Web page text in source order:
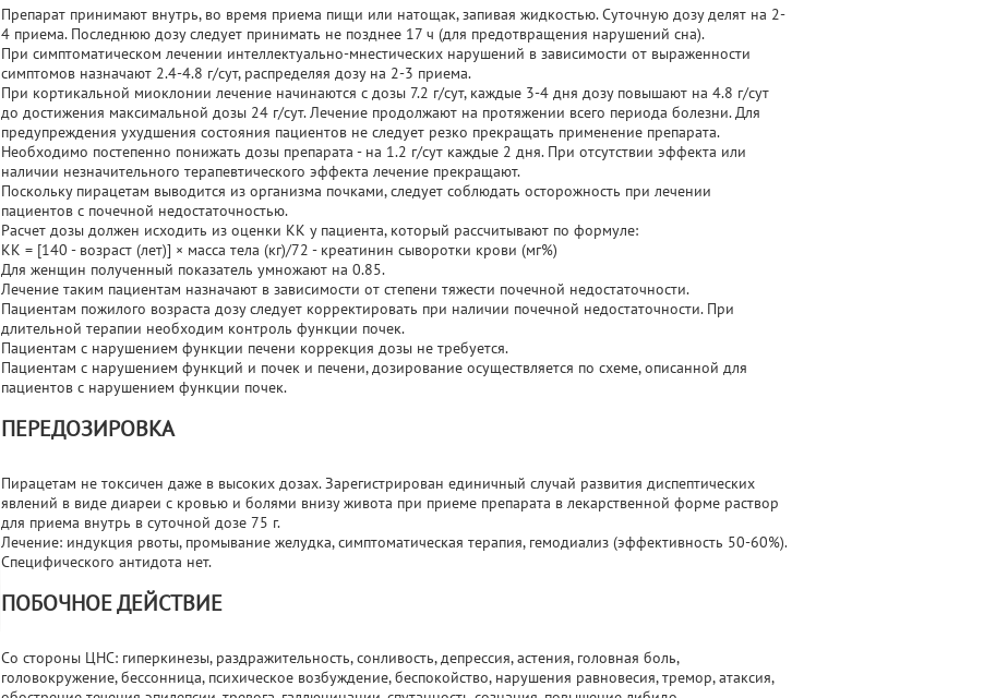
Препарат принимают внутрь, во время приема пищи или натощак, запивая жидкостью. Суточную дозу делят на 2-
4 приема. Последнюю дозу следует принимать не позднее 17 ч (для предотвращения нарушений сна).
При симптоматическом лечении интеллектуально-мнестических нарушений в зависимости от выраженности
симптомов назначают 2.4-4.8 г/сут, распределяя дозу на 2-3 приема.
При кортикальной миоклонии лечение начинаются с дозы 7.2 г/сут, каждые 3-4 дня дозу повышают на 4.8 г/сут
до достижения максимальной дозы 24 г/сут. Лечение продолжают на протяжении всего периода болезни. Для
предупреждения ухудшения состояния пациентов не следует резко прекращать применение препарата.
Необходимо постепенно понижать дозы препарата - на 1.2 г/сут каждые 2 дня. При отсутствии эффекта или
наличии незначительного терапевтического эффекта лечение прекращают.
Поскольку пирацетам выводится из организма почками, следует соблюдать осторожность при лечении
пациентов с почечной недостаточностью.
Расчет дозы должен исходить из оценки КК у пациента, который рассчитывают по формуле:
КК = [140 - возраст (лет)] × масса тела (кг)/72 - креатинин сыворотки крови (мг%)
Для женщин полученный показатель умножают на 0.85.
Лечение таким пациентам назначают в зависимости от степени тяжести почечной недостаточности.
Пациентам пожилого возраста дозу следует корректировать при наличии почечной недостаточности. При
длительной терапии необходим контроль функции почек.
Пациентам с нарушением функции печени коррекция дозы не требуется.
Пациентам с нарушением функций и почек и печени, дозирование осуществляется по схеме, описанной для
пациентов с нарушением функции почек.
ПЕРЕДОЗИРОВКА
Пирацетам не токсичен даже в высоких дозах. Зарегистрирован единичный случай развития диспептических
явлений в виде диареи с кровью и болями внизу живота при приеме препарата в лекарственной форме раствор
для приема внутрь в суточной дозе 75 г.
Лечение: индукция рвоты, промывание желудка, симптоматическая терапия, гемодиализ (эффективность 50-60%).
Специфического антидота нет.
ПОБОЧНОЕ ДЕЙСТВИЕ
Со стороны ЦНС: гиперкинезы, раздражительность, сонливость, депрессия, астения, головная боль,
головокружение, бессонница, психическое возбуждение, беспокойство, нарушения равновесия, тремор, атаксия,